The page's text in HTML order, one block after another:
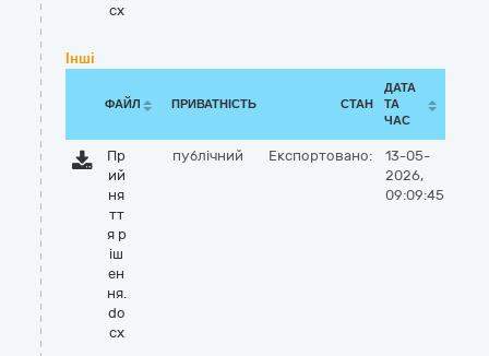
cx
Інші
ФАЙЛ ПРИВАТНІСТЬ СТАН
ДАТА
ТА
ЧАС
Пр
ий
ня
тт
я р
іш
ен
ня.
do
cx
публічний Експортовано:
13-05-
2026,
09:09:45